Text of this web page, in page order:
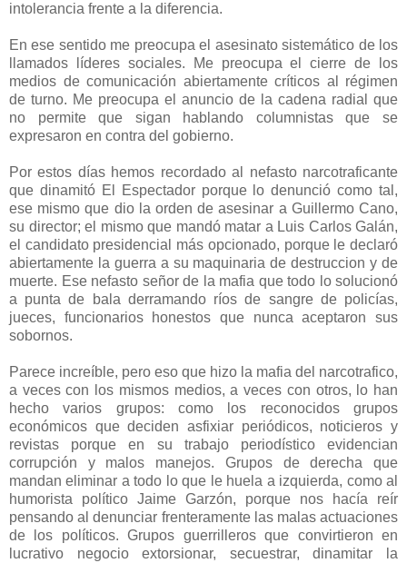
intolerancia frente a la diferencia.
En ese sentido me preocupa el asesinato sistemático de los
llamados líderes sociales. Me preocupa el cierre de los
medios de comunicación abiertamente críticos al régimen
de turno. Me preocupa el anuncio de la cadena radial que
no permite que sigan hablando columnistas que se
expresaron en contra del gobierno.
Por estos días hemos recordado al nefasto narcotraficante
que dinamitó El Espectador porque lo denunció como tal,
ese mismo que dio la orden de asesinar a Guillermo Cano,
su director; el mismo que mandó matar a Luis Carlos Galán,
el candidato presidencial más opcionado, porque le declaró
abiertamente la guerra a su maquinaria de destruccion y de
muerte. Ese nefasto señor de la mafia que todo lo solucionó
a punta de bala derramando ríos de sangre de policías,
jueces, funcionarios honestos que nunca aceptaron sus
sobornos.
Parece increíble, pero eso que hizo la mafia del narcotrafico,
a veces con los mismos medios, a veces con otros, lo han
hecho varios grupos: como los reconocidos grupos
económicos que deciden asfixiar periódicos, noticieros y
revistas porque en su trabajo periodístico evidencian
corrupción y malos manejos. Grupos de derecha que
mandan eliminar a todo lo que le huela a izquierda, como al
humorista político Jaime Garzón, porque nos hacía reír
pensando al denunciar frenteramente las malas actuaciones
de los políticos. Grupos guerrilleros que convirtieron en
lucrativo negocio extorsionar, secuestrar, dinamitar la